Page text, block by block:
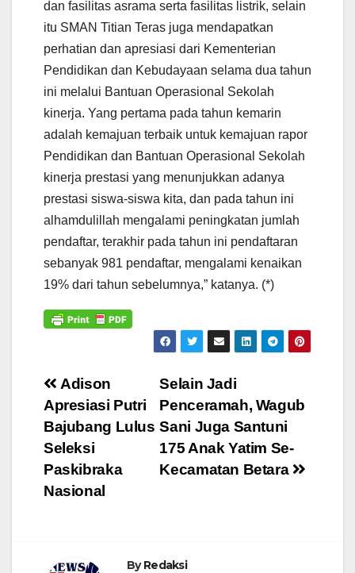
dan fasilitas asrama serta fasilitas listrik, selain
itu SMAN Titian Teras juga mendapatkan
perhatian dan apresiasi dari Kementerian
Pendidikan dan Kebudayaan selama dua tahun
ini melalui Bantuan Operasional Sekolah
kinerja. Yang pertama pada tahun kemarin
adalah kemajuan terbaik untuk kemajuan rapor
Pendidikan dan Bantuan Operasional Sekolah
kinerja prestasi yang menunjukkan adanya
prestasi siswa-siswa kita, dan pada tahun ini
alhamdulillah mengalami peningkatan jumlah
pendaftar, terakhir pada tahun ini pendaftaran
sebanyak 981 pendaftar, mengalami kenaikan
19% dari tahun sebelumnya,” katanya. (*)
Navigasi
pos
Selain Jadi
Penceramah, Wagub
Sani Juga Santuni
175 Anak Yatim Se-
Kecamatan Betara
Adison
Apresiasi Putri
Bajubang Lulus
Seleksi
Paskibraka
Nasional
ByRedaksi